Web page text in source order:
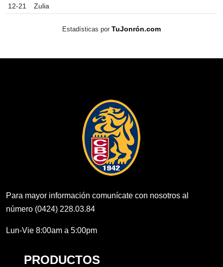
12-21
Zulia
Estadísticas por TuJonrón.com
Para mayor información comunícate con nosotros al
número (0424) 228.03.84
Lun-Vie 8:00am a 5:00pm
PRODUCTOS